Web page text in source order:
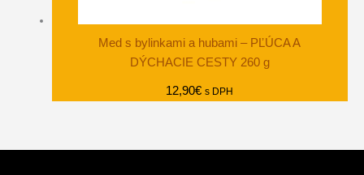
Med s bylinkami a hubami – PĽÚCA A
DÝCHACIE CESTY 260 g
12,90€ s DPH